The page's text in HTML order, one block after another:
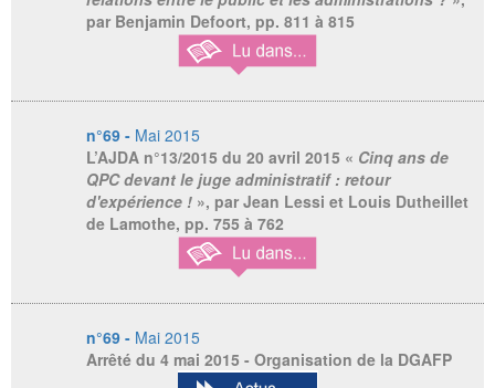
par Benjamin Defoort, pp. 811 à 815
n°69 - Mai 2015
L’AJDA n°13/2015 du 20 avril 2015 « Cinq ans de
QPC devant le juge administratif : retour
d'expérience ! », par Jean Lessi et Louis Dutheillet
de Lamothe, pp. 755 à 762
n°69 - Mai 2015
Arrêté du 4 mai 2015 - Organisation de la DGAFP